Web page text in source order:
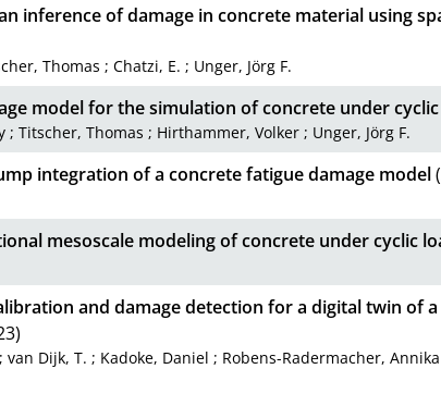
inference of damage in concrete material using
Thomas ;Chatzi, E. ; Unger, Jörg F.
model for the simulation of concrete under
;Titscher, Thomas ; Hirthammer, Volker ; Unger, Jörg F.
integration of a concrete fatigue damage model
mesoscale modeling of concrete under cyclic
and damage detection for a digital twin of
;van Dijk, T. ; Kadoke, Daniel ; Robens-Radermacher, Annika